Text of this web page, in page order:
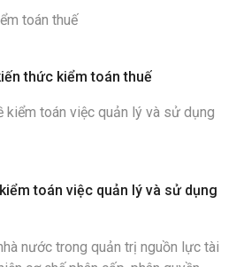
thức kiểm toán thuế
toán việc quản lý và sử dụng